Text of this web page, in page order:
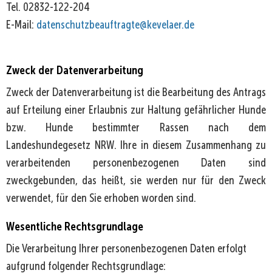
Tel. 02832-122-204
E-Mail: datenschutzbeauftragte@kevelaer.de
Zweck der Datenverarbeitung
Zweck der Datenverarbeitung ist die Bearbeitung des Antrags
auf Erteilung einer Erlaubnis zur Haltung gefährlicher Hunde
bzw. Hunde bestimmter Rassen nach dem
Landeshundegesetz NRW. Ihre in diesem Zusammenhang zu
verarbeitenden personenbezogenen Daten sind
zweckgebunden, das heißt, sie werden nur für den Zweck
verwendet, für den Sie erhoben worden sind.
Wesentliche Rechtsgrundlage
Die Verarbeitung Ihrer personenbezogenen Daten erfolgt
aufgrund folgender Rechtsgrundlage: